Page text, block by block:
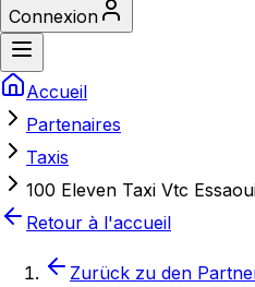
Connexion
Accueil
Partenaires
Taxis
100 Eleven Taxi Vtc
Retour à l'accueil
Zurück zu den